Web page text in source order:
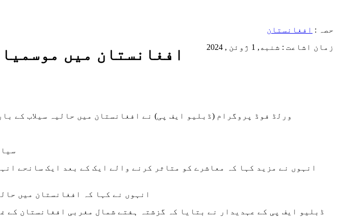
حصہ : افغانستان
زمان اشاعت : شنبه, 1 ژوئن , 2024
افغانستان میں
ورلڈ فوڈ پروگرام (ڈبلیو ایف پی) نے افغانستان میں حالیہ سیلاب کے
انہوں نے مزید کہا کہ معاشرے کو متاثر کرنے والے ایک کے بعد ایک سانحے
انہوں نے کہا کہ افغانستان میں
ڈبلیو ایف پی کے عہدیدار نے بتایا کہ گزشتہ ہفتے شمال مغربی افغانستان کے